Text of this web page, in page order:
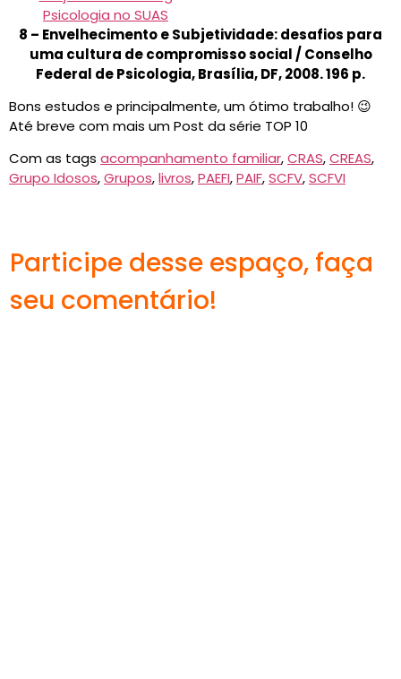
8 – Envelhecimento e Subjetividade: desafios para
uma cultura de compromisso social / Conselho
Federal de Psicologia, Brasília, DF, 2008. 196 p.
Bons estudos e principalmente, um ótimo trabalho! 😉
Até breve com mais um Post da série TOP 10
Com as tags acompanhamento familiar,CRAS,CREAS,
Grupo Idosos,Grupos,livros,PAEFI,PAIF,SCFV,SCFVI
Participe desse espaço, faça
seu comentário!